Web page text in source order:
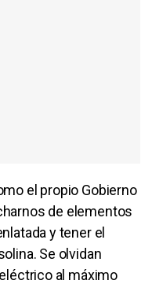
el propio Gobierno
de elementos
y tener el
Se olvidan
al máximo